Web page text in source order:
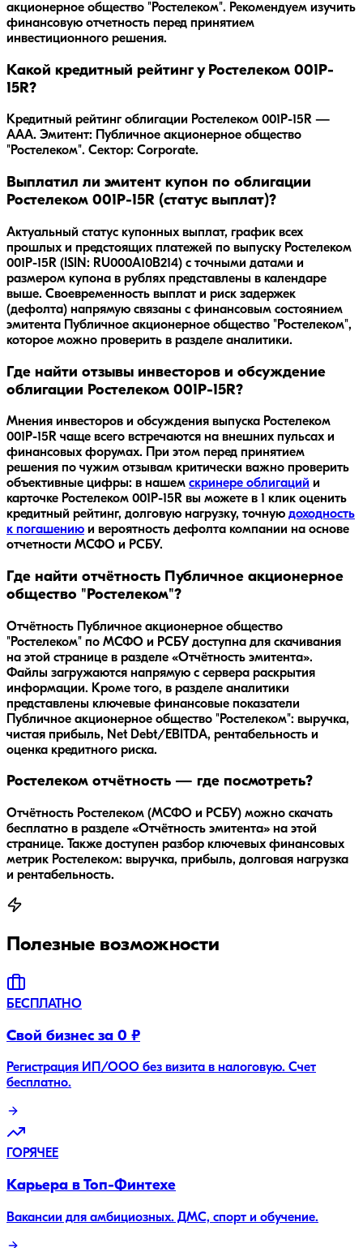
акционерное общество "Ростелеком". Рекомендуем изучить
финансовую отчетность перед принятием
инвестиционного решения.
Какой кредитный рейтинг у Ростелеком 001P-
15R?
Кредитный рейтинг облигации Ростелеком 001P-15R —
AAA. Эмитент: Публичное акционерное общество
"Ростелеком". Сектор: Corporate.
Выплатил ли эмитент купон по облигации
Ростелеком 001P-15R (статус выплат)?
Актуальный статус купонных выплат, график всех
прошлых и предстоящих платежей по выпуску Ростелеком
001P-15R (ISIN: RU000A10B214) с точными датами и
размером купона в рублях представлены в календаре
выше. Своевременность выплат и риск задержек
(дефолта) напрямую связаны с финансовым состоянием
эмитента Публичное акционерное общество "Ростелеком",
которое можно проверить в разделе аналитики.
Где найти отзывы инвесторов и обсуждение
облигации Ростелеком 001P-15R?
Мнения инвесторов и обсуждения выпуска Ростелеком
001P-15R чаще всего встречаются на внешних пульсах и
финансовых форумах. При этом перед принятием
решения по чужим отзывам критически важно проверить
объективные цифры: в нашем скринере облигаций и
карточке Ростелеком 001P-15R вы можете в 1 клик оценить
кредитный рейтинг, долговую нагрузку, точную доходность
к погашению и вероятность дефолта компании на основе
отчетности МСФО и РСБУ.
Где найти отчётность Публичное акционерное
общество "Ростелеком"?
Отчётность Публичное акционерное общество
"Ростелеком" по МСФО и РСБУ доступна для скачивания
на этой странице в разделе «Отчётность эмитента».
Файлы загружаются напрямую с сервера раскрытия
информации. Кроме того, в разделе аналитики
представлены ключевые финансовые показатели
Публичное акционерное общество "Ростелеком": выручка,
чистая прибыль, Net Debt/EBITDA, рентабельность и
оценка кредитного риска.
Ростелеком отчётность — где посмотреть?
Отчётность Ростелеком (МСФО и РСБУ) можно скачать
бесплатно в разделе «Отчётность эмитента» на этой
странице. Также доступен разбор ключевых финансовых
метрик Ростелеком: выручка, прибыль, долговая нагрузка
и рентабельность.
Полезные возможности
БЕСПЛАТНО
Свой бизнес за 0 ₽
Регистрация ИП/ООО без визита в налоговую. Счет
бесплатно.
ГОРЯЧЕЕ
Карьера в Топ-Финтехе
Вакансии для амбициозных. ДМС, спорт и обучение.